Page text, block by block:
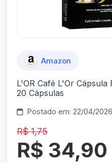
Amazon
L'OR Café L'Or Cápsula
20 Cápsulas
Postado em: 22/04/2026
R$ 1,75
R$ 34,90